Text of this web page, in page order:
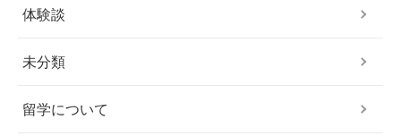
体験談
未分類
留学について